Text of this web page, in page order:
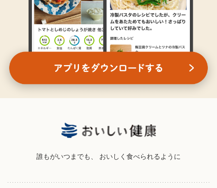
誰もがいつまでも、 おいしく食べられるように